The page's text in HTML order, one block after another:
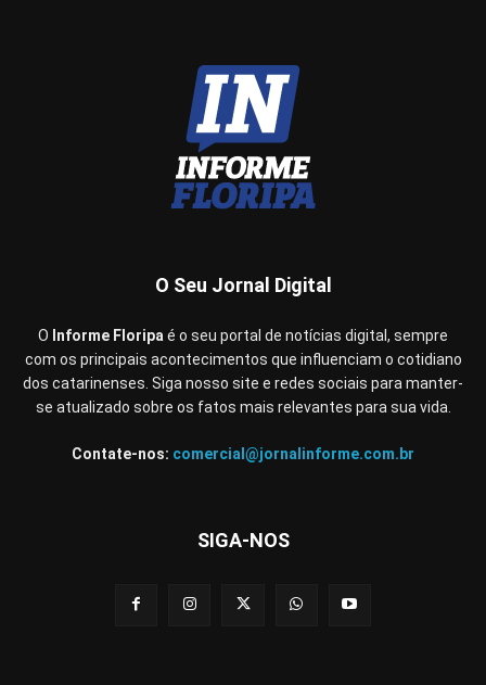
O Seu Jornal Digital
O Informe Floripa é o seu portal de notícias digital, sempre
com os principais acontecimentos que influenciam o cotidiano
dos catarinenses. Siga nosso site e redes sociais para manter-
se atualizado sobre os fatos mais relevantes para sua vida.
Contate-nos: comercial@jornalinforme.com.br
SIGA-NOS